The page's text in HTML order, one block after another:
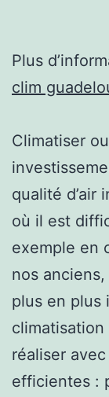
Plus
clim
Climatiser
qualité d’air
où il est
exemple en
nos
plus en plus
réaliser
efficientes :